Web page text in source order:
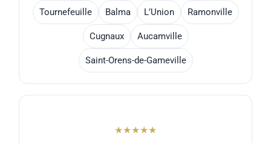
Tournefeuille Balma L’Union Ramonville
Cugnaux Aucamville
Saint-Orens-de-Gameville
★★★★★